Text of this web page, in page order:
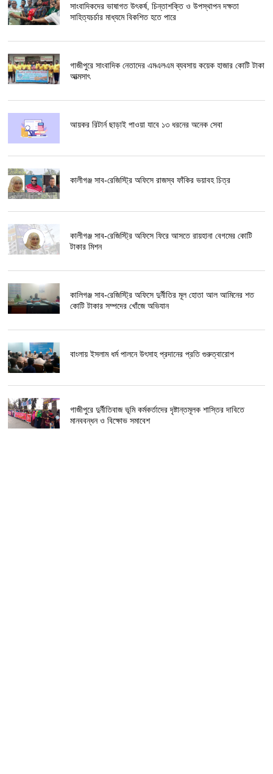
সাংবাদিকদের ভাষাগত উৎকর্ষ, চিন্তাশক্তি ও উপস্থাপন দক্ষতা
সাহিত্যচর্চার মাধ্যমে বিকশিত হতে পারে
গাজীপুরে সাংবাদিক নেতাদের এমএলএম ব্যবসায় কয়েক হাজার কোটি টাকা
আত্মসাৎ
আয়কর রিটার্ন ছাড়াই পাওয়া যাবে ১৩ ধরনের অনেক সেবা
কালীগঞ্জ সাব-রেজিস্ট্রি অফিসে রাজস্ব ফাঁকির ভয়াবহ চিত্র
কালীগঞ্জ সাব-রেজিস্ট্রি অফিসে ফিরে আসতে রায়হানা বেগমের কোটি
টাকার মিশন
কালিগঞ্জ সাব-রেজিস্ট্রি অফিসে দুর্নীতির মূল হোতা আল আমিনের শত
কোটি টাকার সম্পদের খোঁজে অভিযান
বাংলায় ইসলাম ধর্ম পালনে উৎসাহ প্রদানের প্রতি গুরুত্বারোপ
গাজীপুরে দুর্নীতিবাজ ভূমি কর্মকর্তাদের দৃষ্টান্তমূলক শাস্তির দাবিতে
মানববন্ধন ও বিক্ষোভ সমাবেশ